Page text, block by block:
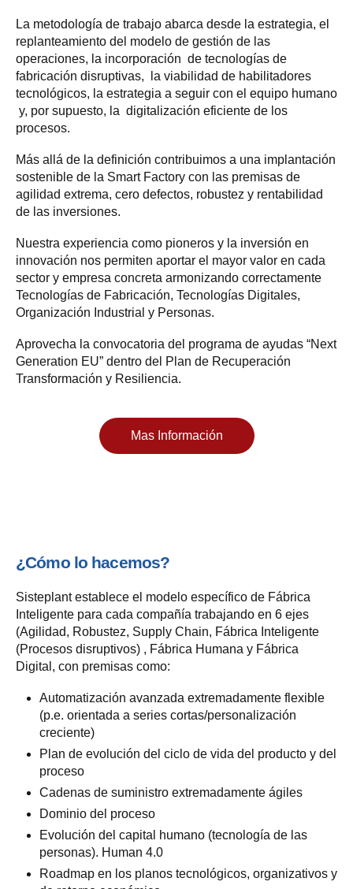
La metodología de trabajo abarca desde la estrategia, el
replanteamiento del modelo de gestión de las
operaciones, la incorporación de tecnologías de
fabricación disruptivas, la viabilidad de habilitadores
tecnológicos, la estrategia a seguir con el equipo humano
y, por supuesto, la digitalización eficiente de los
procesos.
Más allá de la definición contribuimos a una implantación
sostenible de la Smart Factory con las premisas de
agilidad extrema, cero defectos, robustez y rentabilidad
de las inversiones.
Nuestra experiencia como pioneros y la inversión en
innovación nos permiten aportar el mayor valor en cada
sector y empresa concreta armonizando correctamente
Tecnologías de Fabricación, Tecnologías Digitales,
Organización Industrial y Personas.
Aprovecha la convocatoria del programa de ayudas “Next
Generation EU” dentro del Plan de Recuperación
Transformación y Resiliencia.
Mas Información
¿Cómo lo hacemos?
Sisteplant establece el modelo específico de Fábrica
Inteligente para cada compañía trabajando en 6 ejes
(Agilidad, Robustez, Supply Chain, Fábrica Inteligente
(Procesos disruptivos) , Fábrica Humana y Fábrica
Digital, con premisas como:
Automatización avanzada extremadamente flexible
(p.e. orientada a series cortas/personalización
creciente)
Plan de evolución del ciclo de vida del producto y del
proceso
Cadenas de suministro extremadamente ágiles
Dominio del proceso
Evolución del capital humano (tecnología de las
personas). Human 4.0
Roadmap en los planos tecnológicos, organizativos y